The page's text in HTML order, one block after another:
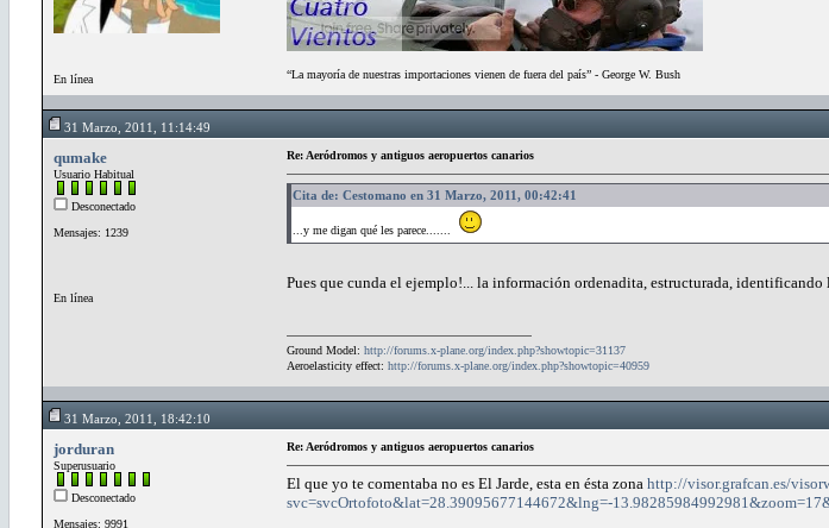
En línea “La mayoría de nuestras importaciones vienen de fuera del país” - George W. Bush
31 Marzo, 2011, 11:14:49
qumake
Usuario Habitual
Desconectado
Mensajes: 1239
En línea
Re: Aeródromos y antiguos aeropuertos canarios
Cita de: Cestomano en 31 Marzo, 2011, 00:42:41
...y me digan qué les parece.......
Pues que cunda el ejemplo!... la información ordenadita, estructurada,
Ground Model: http://forums.x-plane.org/index.php?showtopic=31137
Aeroelasticity effect: http://forums.x-plane.org/index.php?showtopic=40959
31 Marzo, 2011, 18:42:10
jorduran
Superusuario
Desconectado
Mensajes: 9991
Re: Aeródromos y antiguos aeropuertos canarios
El que yo te comentaba no es El Jarde, esta en ésta zona http://visor.grafcan.es/
svc=svcOrtofoto&lat=28.39095677144672&lng=-